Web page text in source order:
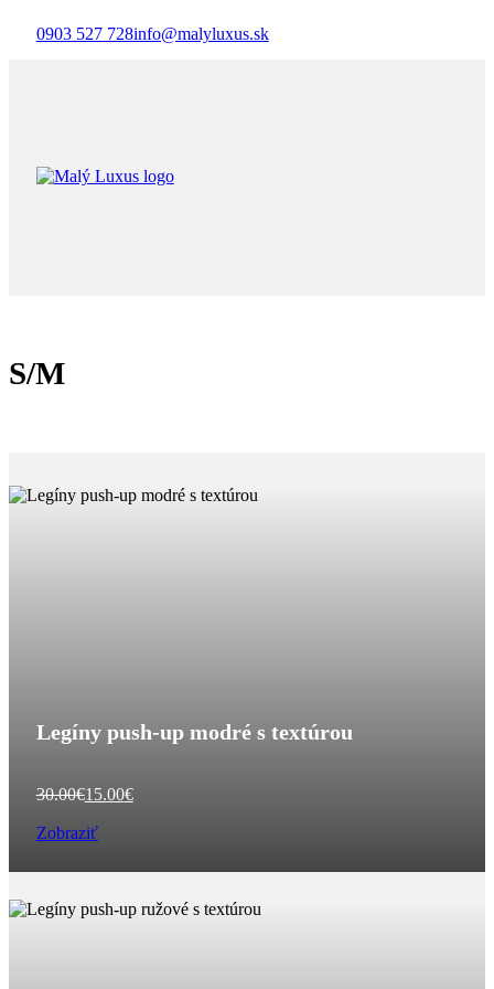
0903 527 728info@malyluxus.sk
S/M
Legíny push-up modré s textúrou
30.00€
Pôvodná
bola:
15.00€
Aktuálna
je:
Zobraziť